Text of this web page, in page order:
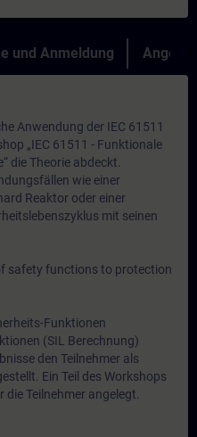
und Anmeldung Angebot
Anwendung der IEC 61511
„IEC 61511 - Funktionale
die Theorie abdeckt.
wie einer
Reaktor oder einer
mit seinen
safety functions to protection
Funktionen
(SIL Berechnung)
den Teilnehmer als
Ein Teil des Workshops
Teilnehmer angelegt.